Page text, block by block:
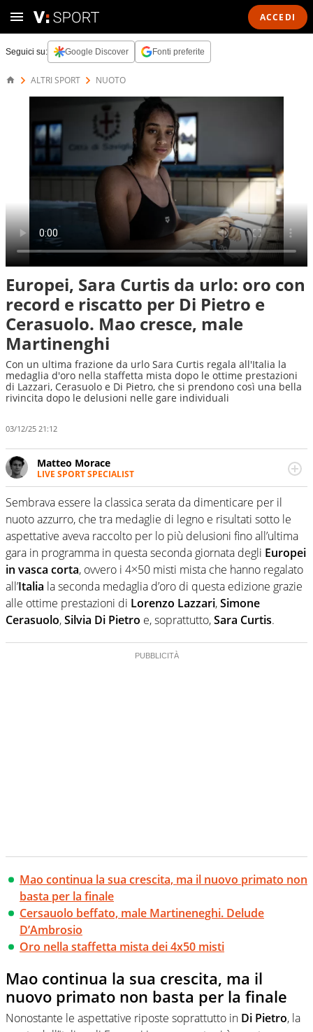
ACCEDI
Seguici su: Google Discover Fonti preferite
ALTRI SPORT NUOTO
Europei, Sara Curtis da urlo: oro con
record e riscatto per Di Pietro e
Cerasuolo. Mao cresce, male
Martinenghi
Con un ultima frazione da urlo Sara Curtis regala all'Italia la
medaglia d'oro nella staffetta mista dopo le ottime prestazioni
di Lazzari, Cerasuolo e Di Pietro, che si prendono così una bella
rivincita dopo le delusioni nelle gare individuali
03/12/25 21:12
Matteo Morace
LIVE SPORT SPECIALIST
La multimedialità quale approccio personale e
professionale. Ama raccontare lo sport focalizzando ogni
attenzione sul tempo reale: la verità della dirette non
sono opinioni ma fatti
Sembrava essere la classica serata da dimenticare per il
nuoto azzurro, che tra medaglie di legno e risultati sotto le
aspettative aveva raccolto per lo più delusioni fino all’ultima
gara in programma in questa seconda giornata degli Europei
in vasca corta, ovvero i 4×50 misti mista che hanno regalato
all’Italia la seconda medaglia d’oro di questa edizione grazie
alle ottime prestazioni di Lorenzo Lazzari,Simone
Cerasuolo,Silvia Di Pietro e, soprattutto,Sara Curtis.
Mao continua la sua crescita, ma il nuovo primato non
basta per la finale
Cersauolo beffato, male Martineneghi. Delude
D’Ambrosio
Oro nella staffetta mista dei 4x50 misti
Mao continua la sua crescita, ma il
nuovo primato non basta per la finale
Nonostante le aspettative riposte soprattutto in Di Pietro, la